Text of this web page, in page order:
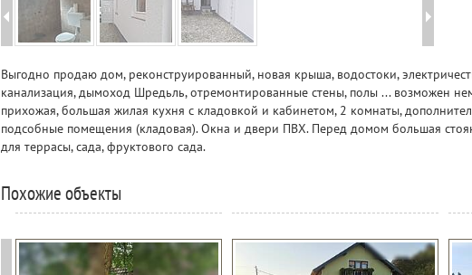
Выгодно продаю дом, реконструированный, новая крыша, водостоки,
канализация, дымоход Шредьль, отремонтированные стены, полы ... возможен
прихожая, большая жилая кухня с кладовкой и кабинетом, 2 комнаты,
подсобные помещения (кладовая). Окна и двери ПВХ. Перед домом большая
для террасы, сада, фруктового сада.
Похожие объекты